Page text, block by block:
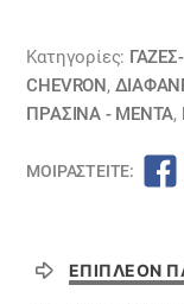
Κατηγορίες:
CHEVRON,
ΠΡΑΣΙΝΑ - ΜΕΝΤΑ,
ΜΟΙΡΑΣΤΕΊΤΕ:
ΕΠΙΠΛΈΟΝ